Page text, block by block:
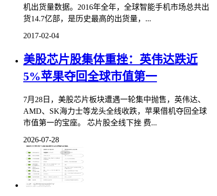
机出货量数据。2016年全年，全球智能手机市场总共出
货14.7亿部，是历史最高的出货量，...
2017-02-04
美股芯片股集体重挫：英伟达跌近
5%苹果夺回全球市值第一
7月28日，美股芯片板块遭遇一轮集中抛售，英伟达、
AMD、SK海力士等龙头全线收跌，苹果借机夺回全球
市值第一的宝座。 芯片股全线下挫 费...
2026-07-28